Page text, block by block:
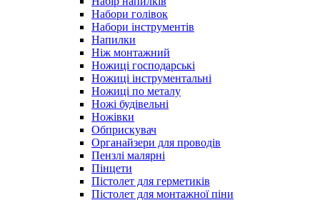
Набори голівок
Набори інструментів
Напилки
Ніж монтажний
Ножиці господарські
Ножиці інструментальні
Ножиці по металу
Ножі будівельні
Ножівки
Обприскувач
Органайзери для проводів
Пензлі малярні
Пінцети
Пістолет для герметиків
Пістолет для монтажної піни